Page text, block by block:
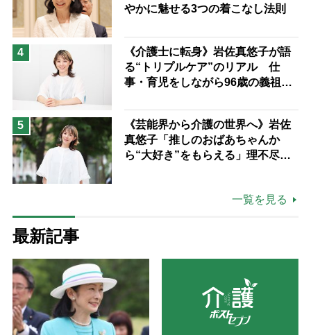
やかに魅せる3つの着こなし法則
4
《介護士に転身》岩佐真悠子が語
る“トリプルケア”のリアル 仕
事・育児をしながら96歳の義祖母
る「家での介護は“雑”でも気にし
ない」
5
《芸能界から介護の世界へ》岩佐
真悠子「推しのおばあちゃんか
ら“大好き”をもらえる」理不尽さ
一覧を見る
最新記事